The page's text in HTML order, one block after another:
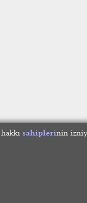
sahiplerinin